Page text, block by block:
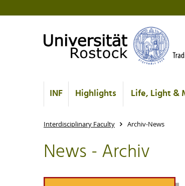
INF Highlights Life, Light &
Interdisciplinary Faculty Archiv-News
News - Archiv